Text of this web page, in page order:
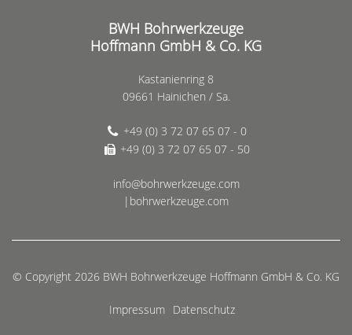
BWH Bohrwerkzeuge
Hoffmann GmbH & Co. KG
Kastanienring 8
09661 Hainichen / Sa.
+49 (0) 3 72 07 65 07 - 0
+49 (0) 3 72 07 65 07 - 50
info@bohrwerkzeuge.com
|bohrwerkzeuge.com
© Copyright 2026 BWH Bohrwerkzeuge Hoffmann GmbH & Co. KG
Impressum Datenschutz